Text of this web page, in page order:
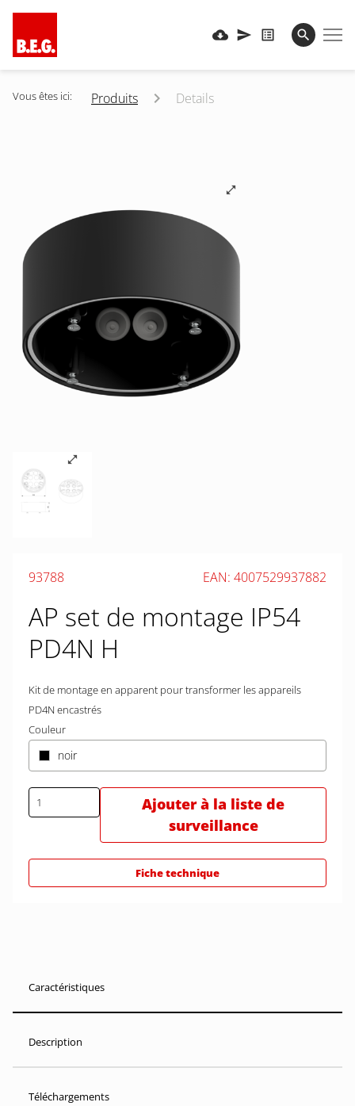
Vous êtes ici: Produits Details
93788 EAN: 4007529937882
AP set de montage IP54
PD4N H
Kit de montage en apparent pour transformer les appareils
PD4N encastrés
Couleur
noir
Ajouter à la liste de
surveillance
Fiche technique
Caractéristiques
Description
Téléchargements